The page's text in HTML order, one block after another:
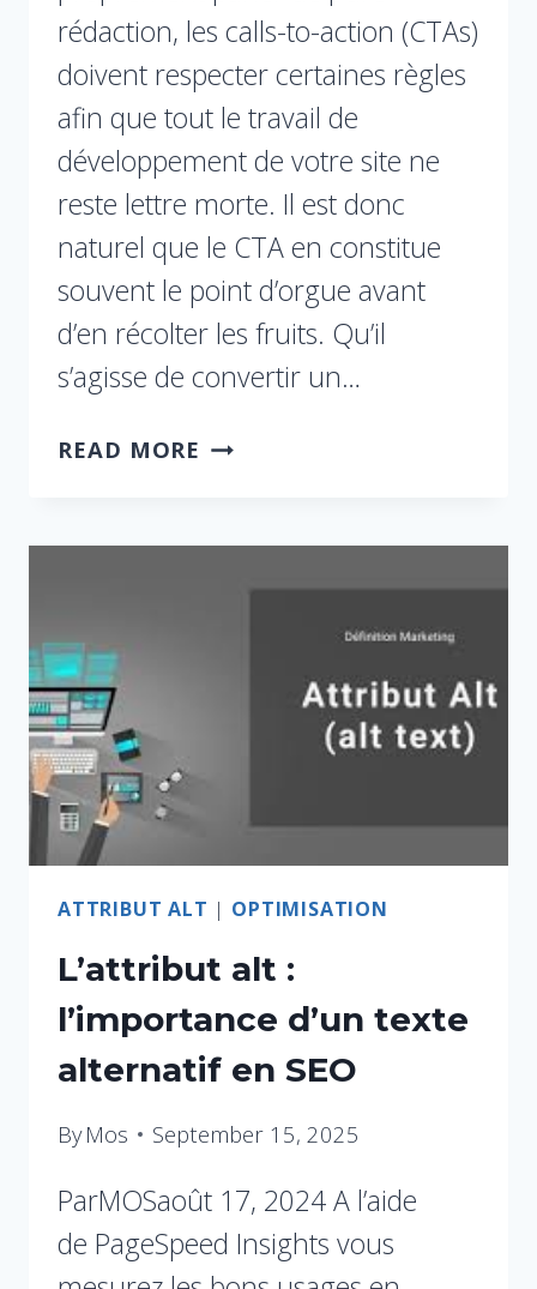
rédaction, les calls-to-action (CTAs)
doivent respecter certaines règles
afin que tout le travail de
développement de votre site ne
reste lettre morte. Il est donc
naturel que le CTA en constitue
souvent le point d’orgue avant
d’en récolter les fruits. Qu’il
s’agisse de convertir un…
READ MORE
ATTRIBUT ALT | OPTIMISATION
L’attribut alt :
l’importance d’un texte
alternatif en SEO
By Mos September 15, 2025
ParMOSaoût 17, 2024 A l’aide
de PageSpeed Insights vous